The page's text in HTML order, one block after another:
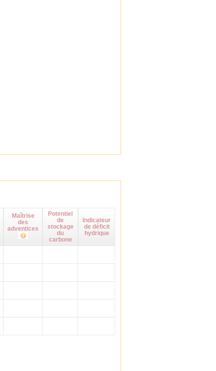
Maîtrise
des
adventices
Potentiel
de
stockage
du
carbone
Indicateur
de déficit
hydrique